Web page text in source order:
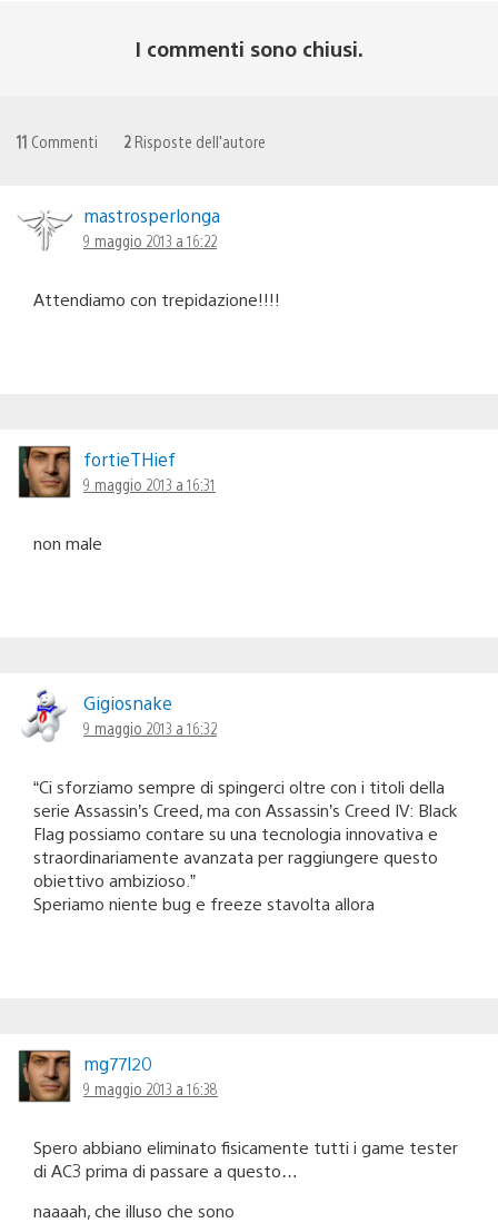
I commenti sono chiusi.
11 Commenti 2 Risposte dell'autore
mastrosperlonga
9 maggio 2013 a 16:22
Attendiamo con trepidazione!!!!
fortieTHief
9 maggio 2013 a 16:31
non male
Gigiosnake
9 maggio 2013 a 16:32
“Ci sforziamo sempre di spingerci oltre con i titoli della
serie Assassin’s Creed, ma con Assassin’s Creed IV: Black
Flag possiamo contare su una tecnologia innovativa e
straordinariamente avanzata per raggiungere questo
obiettivo ambizioso.”
Speriamo niente bug e freeze stavolta allora
mg77l20
9 maggio 2013 a 16:38
Spero abbiano eliminato fisicamente tutti i game tester
di AC3 prima di passare a questo…
naaaah, che illuso che sono